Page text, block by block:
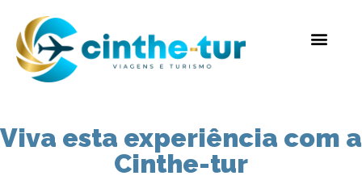
Viva esta experiência com a
Cinthe-tur